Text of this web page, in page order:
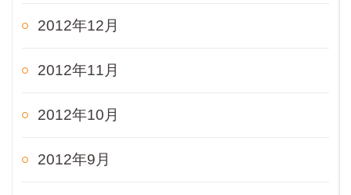
2012年12月
2012年11月
2012年10月
2012年9月